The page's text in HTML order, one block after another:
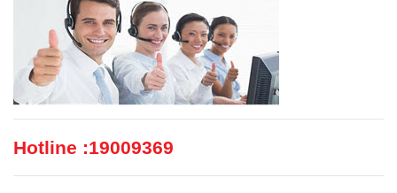
Hotline :19009369